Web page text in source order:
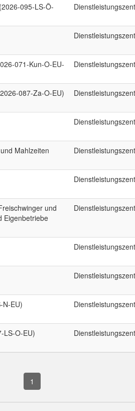
095-LS-Ö-
071-Kun-O-EU-
087-Za-O-EU)
Mahlzeiten
und
Eigenbetriebe
N-EU)
LS-O-EU)
1